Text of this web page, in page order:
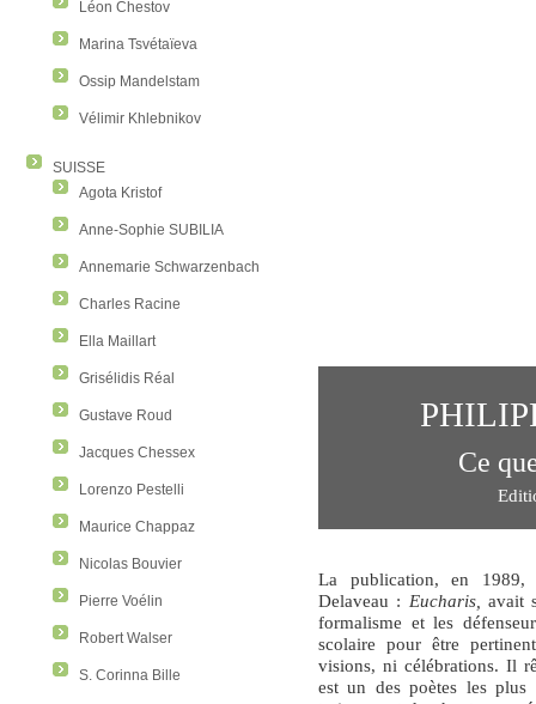
Léon Chestov
Marina Tsvétaïeva
Ossip Mandelstam
Vélimir Khlebnikov
SUISSE
Agota Kristof
Anne-Sophie SUBILIA
Annemarie Schwarzenbach
Charles Racine
Ella Maillart
Grisélidis Réal
Gustave Roud
Jacques Chessex
Lorenzo Pestelli
Maurice Chappaz
Nicolas Bouvier
Pierre Voélin
Robert Walser
S. Corinna Bille
Ce
La publication, en 1989,
Delaveau : Eucharis,avait
formalisme et les
scolaire pour être
visions, ni célébrations. Il
est un des poètes les